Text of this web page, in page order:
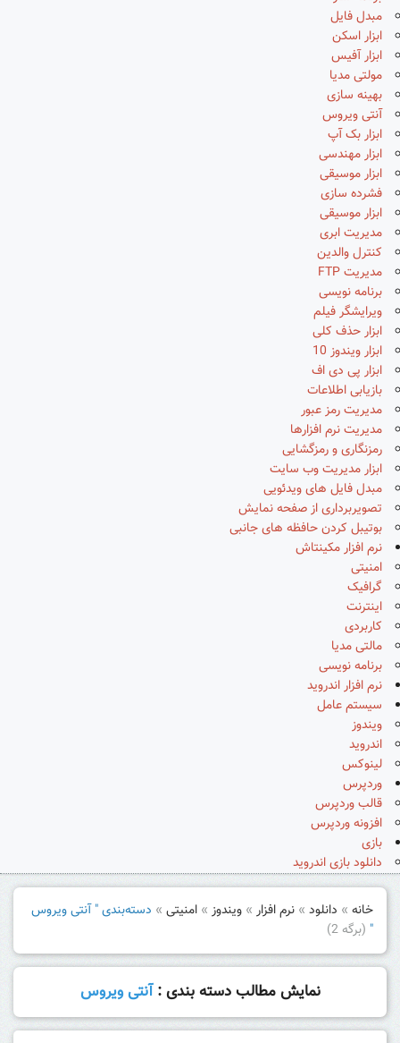
مبدل فایل
ابزار اسکن
ابزار آفیس
مولتی مدیا
بهینه سازی
آنتی ویروس
ابزار بک آپ
ابزار مهندسی
ابزار موسیقی
فشرده سازی
ابزار موسیقی
مدیریت ابری
کنترل والدین
مدیریت FTP
برنامه نویسی
ویرایشگر فیلم
ابزار حذف کلی
ابزار ویندوز 10
ابزار پی دی اف
بازیابی اطلاعات
مدیریت رمز عبور
مدیریت نرم افزارها
رمزنگاری و رمزگشایی
ابزار مدیریت وب سایت
مبدل فایل های ویدئویی
تصویربرداری از صفحه نمایش
بوتیبل کردن حافظه های جانبی
نرم افزار مکینتاش
امنیتی
گرافیک
اینترنت
کاربردی
مالتی مدیا
برنامه نویسی
نرم افزار اندروید
سیستم عامل
ویندوز
اندروید
لینوکس
وردپرس
قالب وردپرس
افزونه وردپرس
بازی
دانلود بازی اندروید
خانه » دانلود » نرم افزار » ویندوز » امنیتی » دسته‌بندی " آنتی ویروس
" (برگه 2)
نمایش مطالب دسته بندی :آنتی ویروس